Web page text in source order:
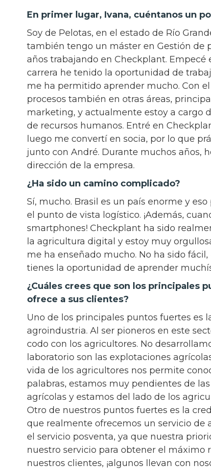
En primer lugar, Ivana, cuéntanos un
Soy de Pelotas, en el estado de Río
también tengo un máster en Gestión de
años trabajando en Checkplant.
carrera he tenido la oportunidad de
me ha permitido aprender mucho. Con
procesos también en otras áreas,
marketing, y actualmente estoy a cargo
de recursos humanos. Entré en
luego me convertí en socia, por lo que
junto con André. Durante muchos años,
dirección de la empresa.
¿Ha sido un camino complicado?
Sí, mucho. Brasil es un país enorme y
el punto de vista logístico. ¡Además,
smartphones! Checkplant ha sido
la agricultura digital y estoy muy
me ha enseñado mucho. No ha sido
tienes la oportunidad de aprender
¿Cuáles crees que son los principales
ofrece a sus clientes?
Uno de los principales puntos fuertes es
agroindustria. Al ser pioneros en este
codo con los agricultores. No
laboratorio son las explotaciones
vida de los agricultores nos permite
palabras, estamos muy pendientes de
agrícolas y estamos del lado de los
Otro de nuestros puntos fuertes es la
que realmente ofrecemos un servicio
el servicio posventa, ya que nuestra
nuestro servicio para obtener el máximo
nuestros clientes, ¡algunos llevan con